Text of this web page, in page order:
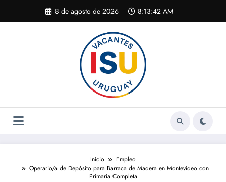
contenido
8 de agosto de 2026 8:13:42 AM
Inicio
Empleo
Operario/a de Depósito para Barraca de Madera en Montevideo con
Primaria Completa